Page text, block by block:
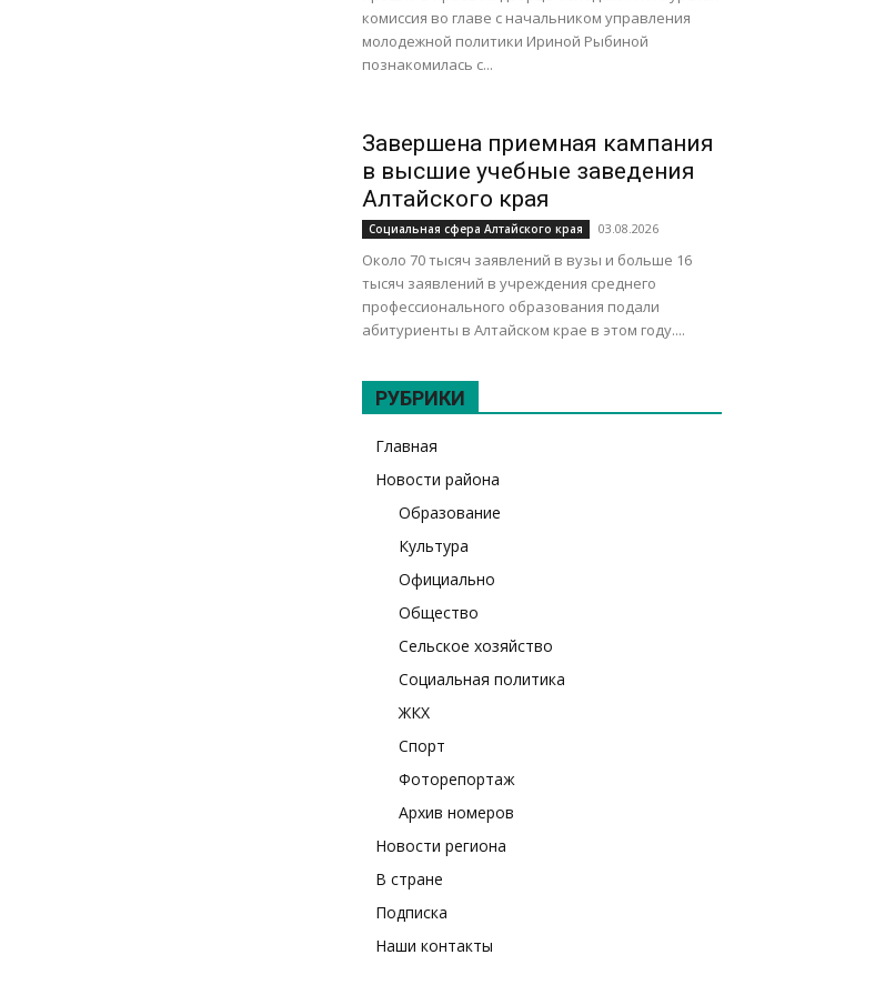
комиссия во главе с начальником управления
молодежной политики Ириной Рыбиной
познакомилась с...
Завершена приемная кампания
в высшие учебные заведения
Алтайского края
Социальная сфера Алтайского края 03.08.2026
Около 70 тысяч заявлений в вузы и больше 16
тысяч заявлений в учреждения среднего
профессионального образования подали
абитуриенты в Алтайском крае в этом году....
РУБРИКИ
Главная
Новости района
Образование
Культура
Официально
Общество
Сельское хозяйство
Социальная политика
ЖКХ
Спорт
Фоторепортаж
Архив номеров
Новости региона
В стране
Подписка
Наши контакты